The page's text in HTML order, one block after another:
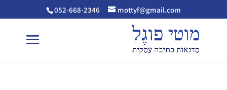
052-668-2346 mottyf@gmail.com